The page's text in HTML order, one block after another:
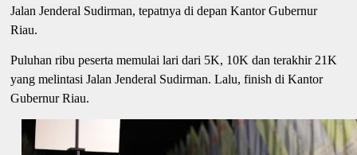
Jalan Jenderal Sudirman, tepatnya di depan Kantor Gubernur
Riau.
Puluhan ribu peserta memulai lari dari 5K, 10K dan terakhir 21K
yang melintasi Jalan Jenderal Sudirman. Lalu, finish di Kantor
Gubernur Riau.